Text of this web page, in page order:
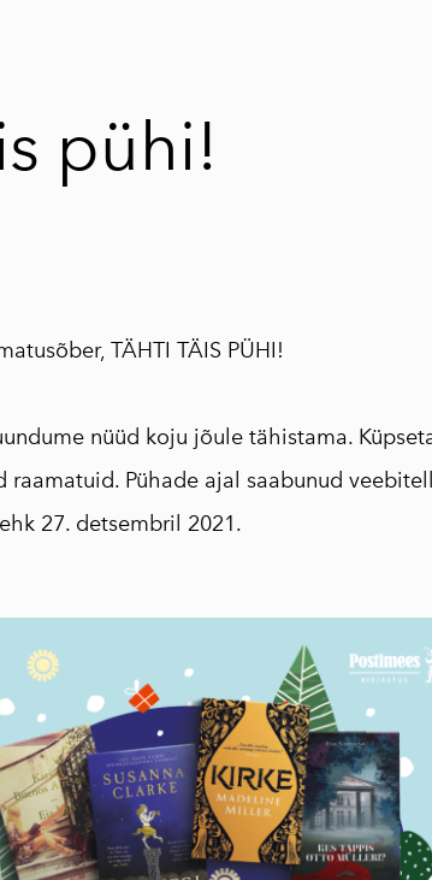
pühi!
TÄHTI TÄIS PÜHI!
nüüd koju jõule tähistama.
raamatuid. Pühade ajal saabunud
27. detsembril 2021.